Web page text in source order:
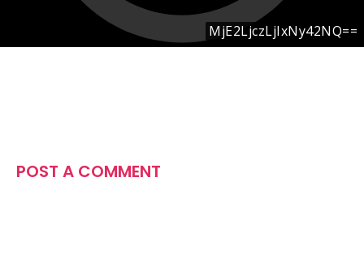
POST A COMMENT